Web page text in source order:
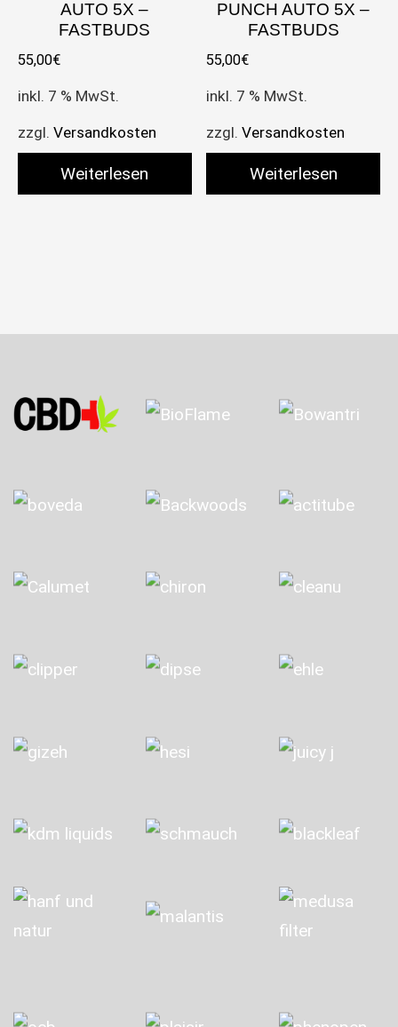
AUTO 5X –
FASTBUDS
55,00€
inkl. 7 % MwSt.
zzgl. Versandkosten
Weiterlesen
PUNCH AUTO 5X –
FASTBUDS
55,00€
inkl. 7 % MwSt.
zzgl.Versandkosten
Weiterlesen